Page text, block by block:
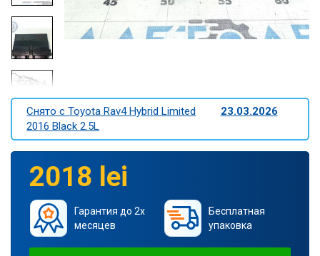
Снято c Toyota Rav4 Hybrid Limited
2016 Black 2.5L
23.03.2026
2018 lei
Гарантия до 2х
месяцев
Бесплатная
упаковка